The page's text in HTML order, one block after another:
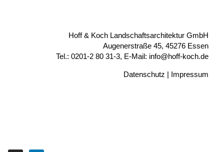
Hoff & Koch Landschaftsarchitektur GmbH
Augenerstraße 45, 45276 Essen
Tel.: 0201-2 80 31-3, E-Mail: info@hoff-koch.de
Datenschutz | Impressum